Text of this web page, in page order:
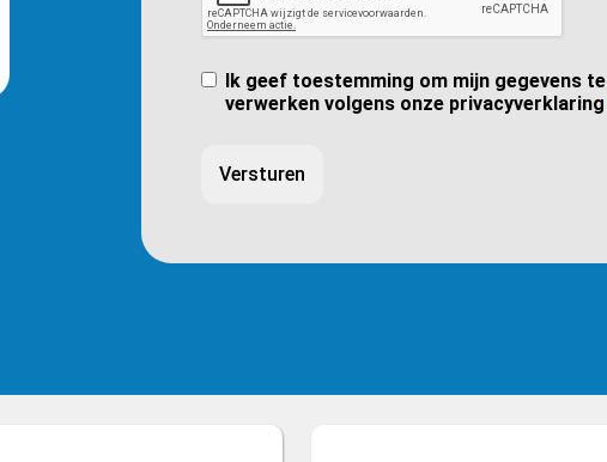
Ik geef toestemming om mijn gegevens te
verwerken volgens onze privacyverklaring